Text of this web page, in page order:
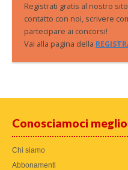
Registrati gratis al nostro
contatto con noi, scrivere
partecipare ai concorsi!
Vai alla pagina della
Conosciamoci meglio
Chi siamo
Abbonamenti